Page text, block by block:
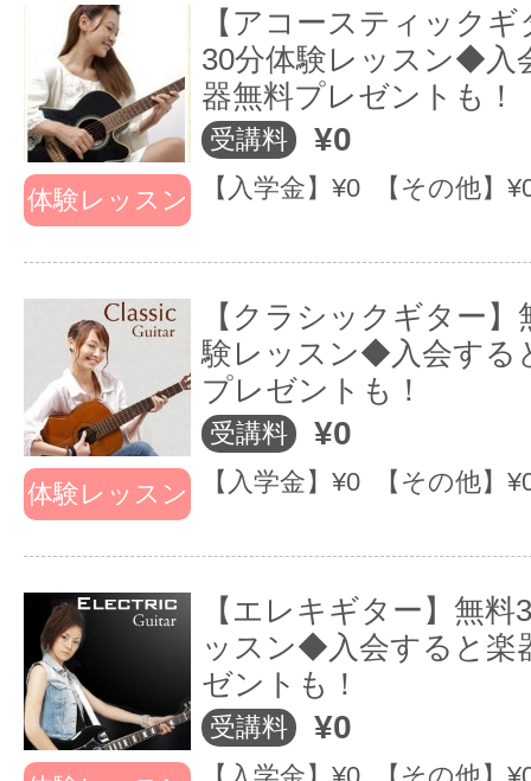
通ってから講師と合わないという
ような不満がでるケースは少なく
ありません。
用！
・講師の人柄をチェック！
音ガールでは会員様から寄せられ
析を公開しています。楽しく学ぶ
柄も考えましょう。
・体験レッスンの満足度をチェッ
せっかく無料体験レッスンに来て
ご満足いただけないレッスンを提
ら大変申し訳ありません。
・通常レッスンの満足度をチェッ
体験レッスン
【アコースティック
30分体験レッスン◆入
器無料プレゼントも！
受講料 ¥0
【入学金】¥0 【その他】
体験レッスン
【クラシックギター】
験レッスン◆入会する
プレゼントも！
受講料 ¥0
【入学金】¥0 【その他】
【エレキギター】無料
ッスン◆入会すると楽
ゼントも！
受講料 ¥0